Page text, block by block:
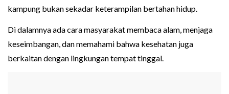
kampung bukan sekadar keterampilan bertahan hidup.
Di dalamnya ada cara masyarakat membaca alam, menjaga
keseimbangan, dan memahami bahwa kesehatan juga
berkaitan dengan lingkungan tempat tinggal.